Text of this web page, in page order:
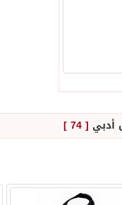
أدبي [ 74 ]